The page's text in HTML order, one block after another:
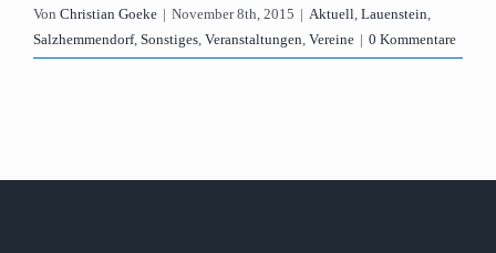
Von Christian Goeke | November 8th, 2015 | Aktuell, Lauenstein,
Salzhemmendorf, Sonstiges, Veranstaltungen, Vereine | 0 Kommentare